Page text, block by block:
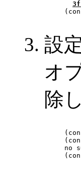
設
オ
除
no